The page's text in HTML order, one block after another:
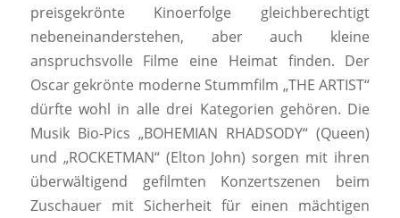
preisgekrönte Kinoerfolge gleichberechtigt
nebeneinanderstehen, aber auch kleine
anspruchsvolle Filme eine Heimat finden. Der
Oscar gekrönte moderne Stummfilm „THE ARTIST“
dürfte wohl in alle drei Kategorien gehören. Die
Musik Bio-Pics „BOHEMIAN RHADSODY“ (Queen)
und „ROCKETMAN“ (Elton John) sorgen mit ihren
überwältigend gefilmten Konzertszenen beim
Zuschauer mit Sicherheit für einen mächtigen